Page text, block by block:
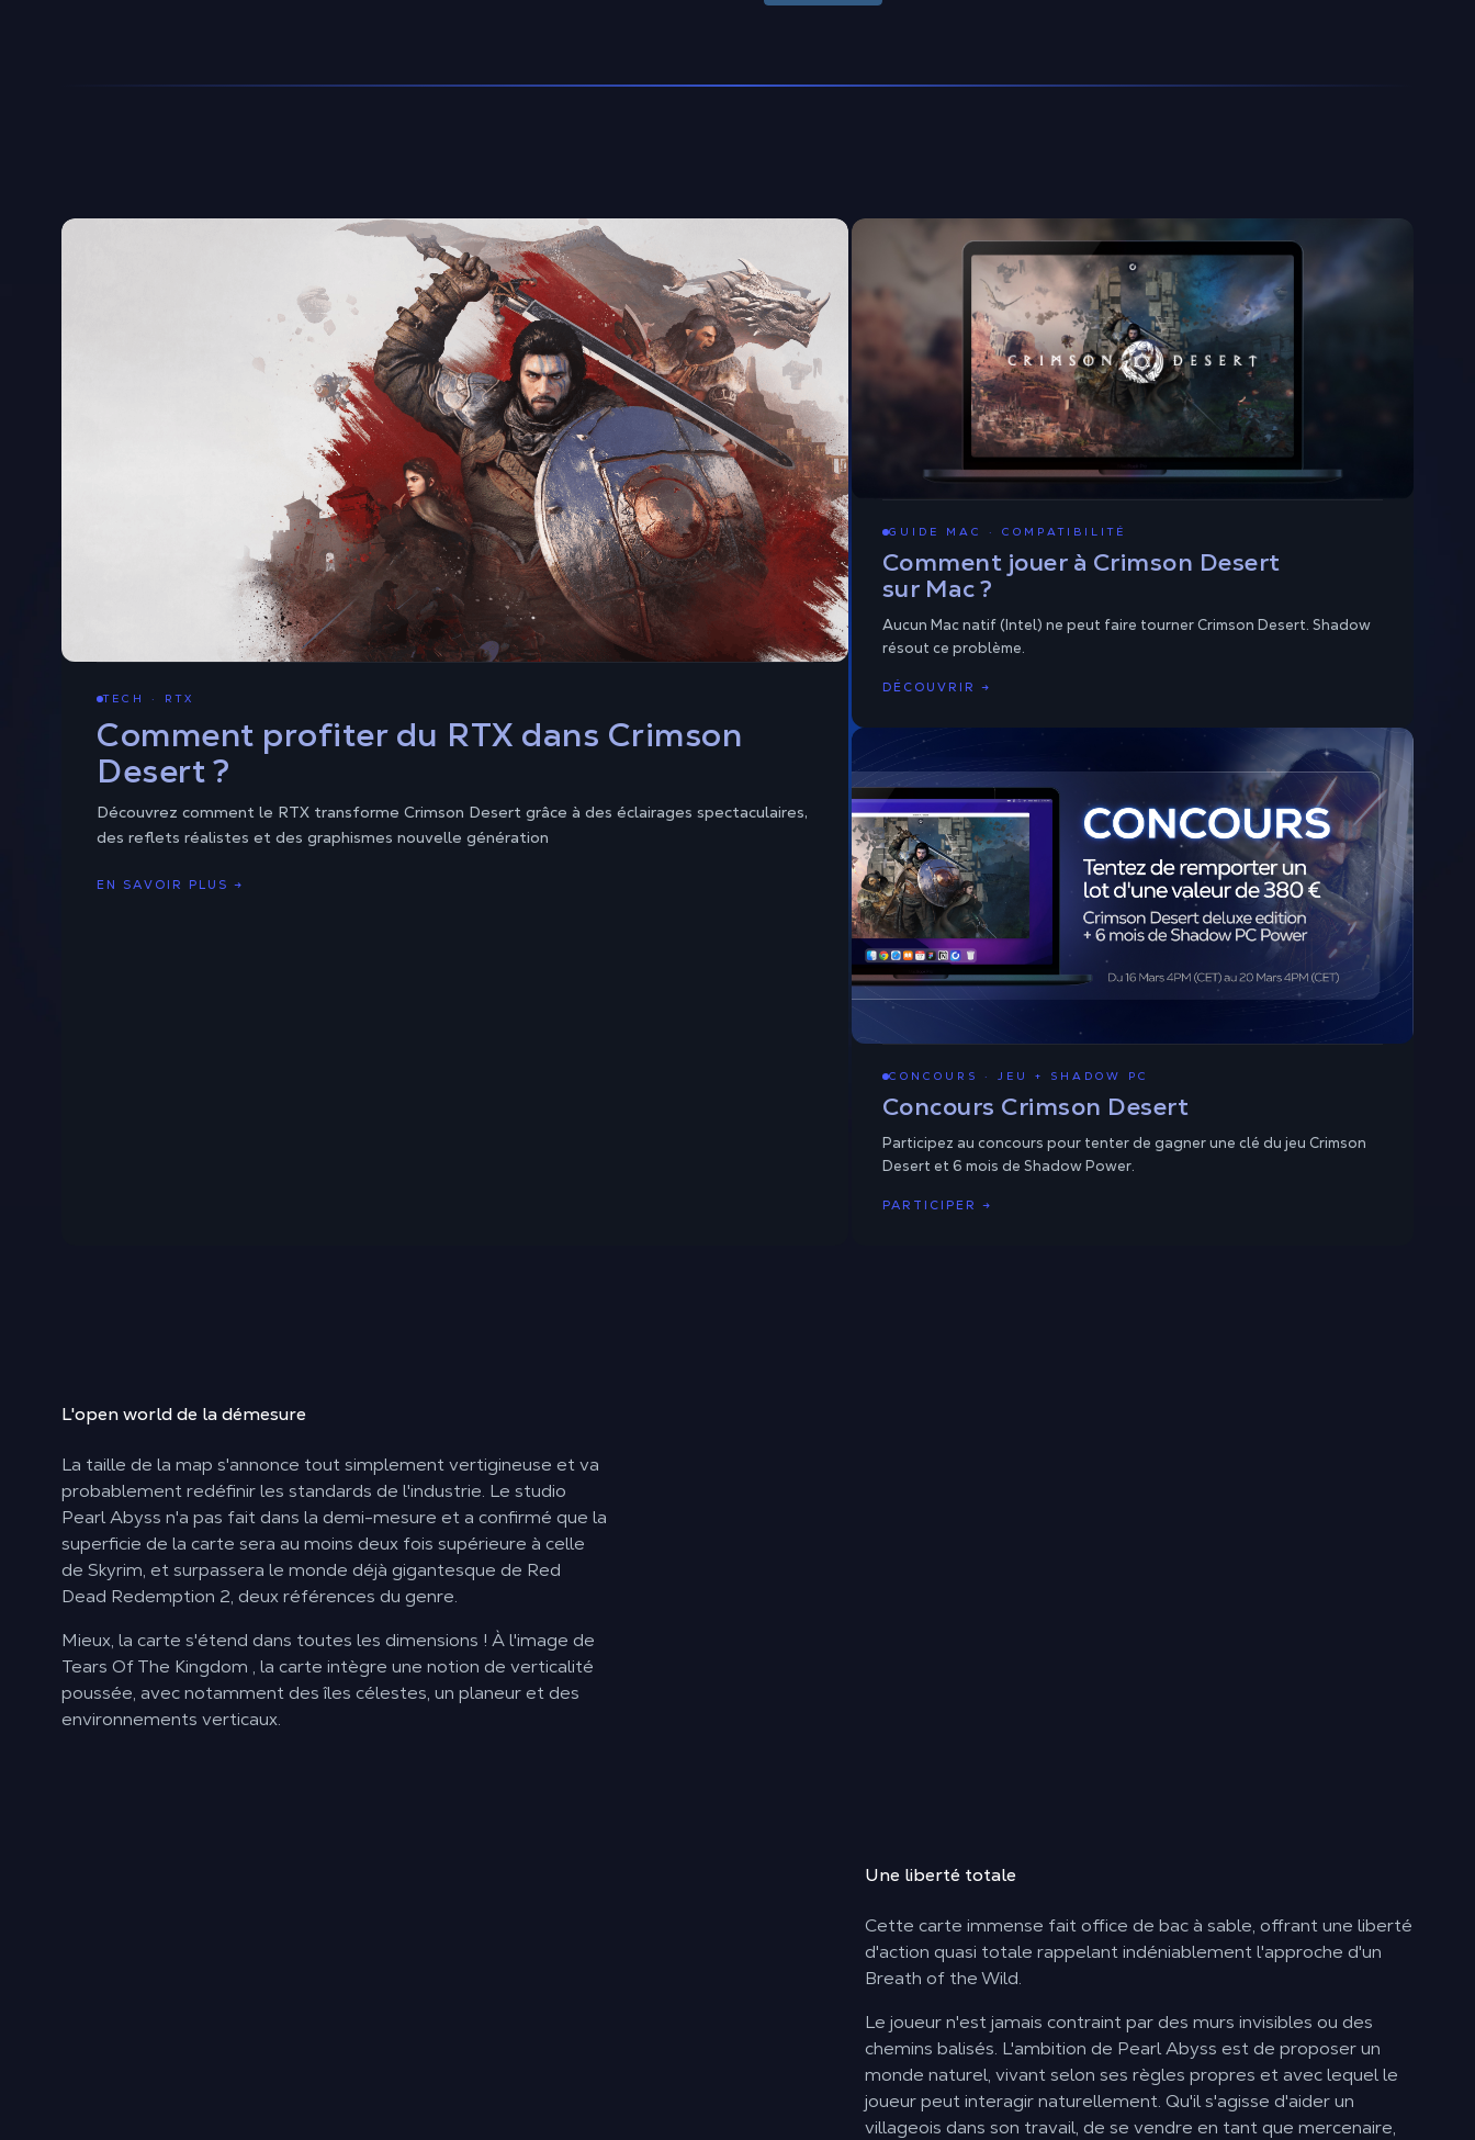
TECH · RTX
Comment profiter du RTX dans Crimson
Desert ?
Découvrez comment le RTX transforme Crimson Desert grâce à des éclairages spectaculaires,
des reflets réalistes et des graphismes nouvelle génération
EN SAVOIR PLUS →
GUIDE MAC · COMPATIBILITÉ
Comment jouer à Crimson Desert
sur Mac ?
Aucun Mac natif (Intel) ne peut faire tourner Crimson Desert. Shadow
résout ce problème.
DÉCOUVRIR →
CONCOURS · JEU + SHADOW PC
Concours Crimson Desert
Participez au concours pour tenter de gagner une clé du jeu Crimson
Desert et 6 mois de Shadow Power.
PARTICIPER →
L'open world de la démesure
La taille de la map s'annonce tout simplement vertigineuse et va
probablement redéfinir les standards de l'industrie. Le studio
Pearl Abyss n'a pas fait dans la demi-mesure et a confirmé que la
superficie de la carte sera au moins deux fois supérieure à celle
de Skyrim, et surpassera le monde déjà gigantesque de Red
Dead Redemption 2, deux références du genre.
Mieux, la carte s'étend dans toutes les dimensions ! À l'image de
Tears Of The Kingdom , la carte intègre une notion de verticalité
poussée, avec notamment des îles célestes, un planeur et des
environnements verticaux.
Une liberté totale
Cette carte immense fait office de bac à sable, offrant une liberté
d'action quasi totale rappelant indéniablement l'approche d'un
Breath of the Wild.
Le joueur n'est jamais contraint par des murs invisibles ou des
chemins balisés. L'ambition de Pearl Abyss est de proposer un
monde naturel, vivant selon ses règles propres et avec lequel le
joueur peut interagir naturellement. Qu'il s'agisse d'aider un
villageois dans son travail, de se vendre en tant que mercenaire,